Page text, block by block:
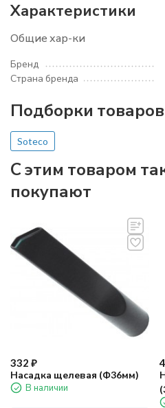
Характеристики
Общие хар-ки
Бренд
Страна бренда
Подборки
Soteco
C этим товаром
покупают
332 ₽
Насадка щелевая (Ф36мм)
В наличии